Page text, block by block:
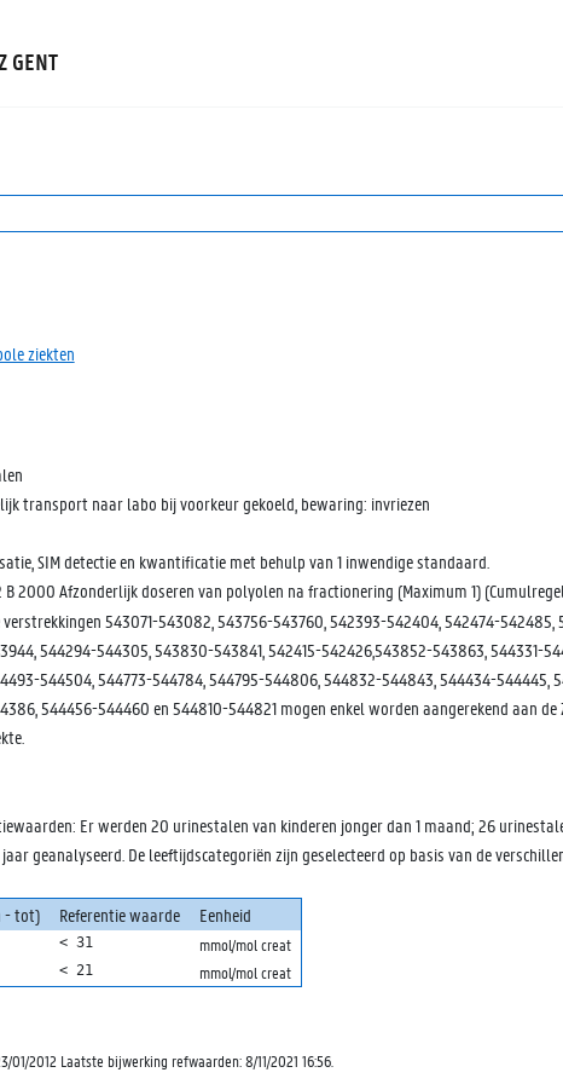
GENT
ziekten
transport naar labo bij voorkeur gekoeld, bewaring: invriezen
SIM detectie en kwantificatie met behulp van 1 inwendige standaard.
2000 Afzonderlijk doseren van polyolen na fractionering (Maximum 1)
verstrekkingen 543071-543082, 543756-543760, 542393-542404, 542474-
544294-544305, 543830-543841, 542415-542426,543852-543863, 544331-
544504, 544773-544784, 544795-544806, 544832-544843, 544434-544445,
544456-544460 en 544810-544821 mogen enkel worden aangerekend aan
Er werden 20 urinestalen van kinderen jonger dan 1 maand; 26
geanalyseerd. De leeftijdscategoriën zijn geselecteerd op basis van de
- tot) Referentie waarde Eenheid
< 31
mmol/mol creat
< 21 mmol/mol creat
2012 Laatste bijwerking refwaarden: 8/11/2021 16:56.